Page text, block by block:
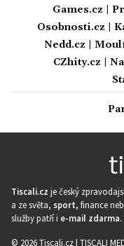
Games.cz
Osobnosti.cz
Nedd.cz
CZhity.cz
Tiscali.cz je český
a ze světa, sport, finance
služby patří i e-mail zdarma.
© 2026 Tiscali.cz | TISCALI